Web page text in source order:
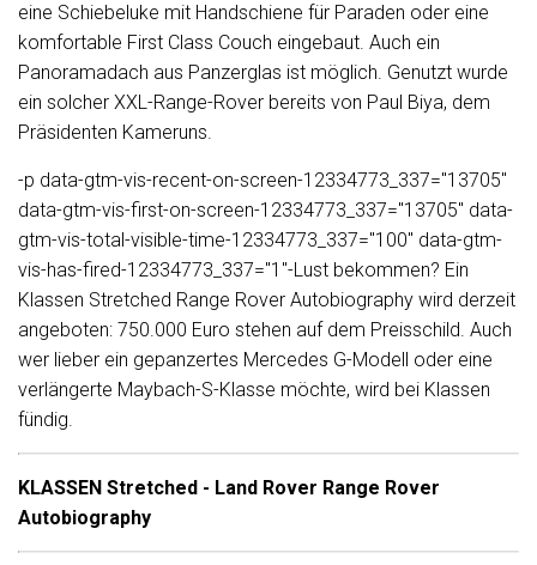
eine Schiebeluke mit Handschiene für Paraden oder eine
komfortable First Class Couch eingebaut. Auch ein
Panoramadach aus Panzerglas ist möglich. Genutzt wurde
ein solcher XXL-Range-Rover bereits von Paul Biya, dem
Präsidenten Kameruns.
-p data-gtm-vis-recent-on-screen-12334773_337="13705"
data-gtm-vis-first-on-screen-12334773_337="13705" data-
gtm-vis-total-visible-time-12334773_337="100" data-gtm-
vis-has-fired-12334773_337="1"-Lust bekommen? Ein
Klassen Stretched Range Rover Autobiography wird derzeit
angeboten: 750.000 Euro stehen auf dem Preisschild. Auch
wer lieber ein gepanzertes Mercedes G-Modell oder eine
verlängerte Maybach-S-Klasse möchte, wird bei Klassen
fündig.
KLASSEN Stretched - Land Rover Range Rover
Autobiography